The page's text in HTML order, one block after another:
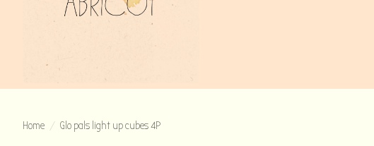
Home / Glo pals light up cubes 4P